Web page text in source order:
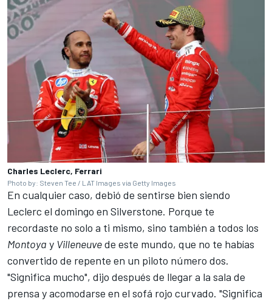
Charles Leclerc, Ferrari
Photo by: Steven Tee / LAT Images via Getty Images
En cualquier caso, debió de sentirse bien siendo
Leclerc el domingo en Silverstone. Porque te
recordaste no solo a ti mismo, sino también a todos los
Montoya y Villeneuvede este mundo, que no te habías
convertido de repente en un piloto número dos.
"Significa mucho", dijo después de llegar a la sala de
prensa y acomodarse en el sofá rojo curvado. "Significa